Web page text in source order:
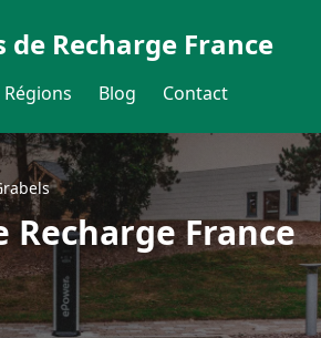
de Recharge France
Régions Blog Contact
Recharge France